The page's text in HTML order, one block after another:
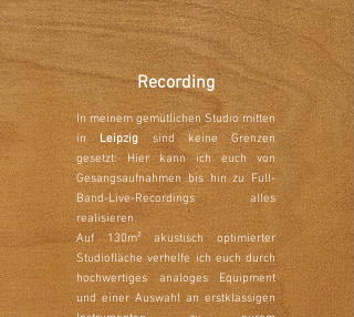
Recording
In meinem gemütlichen Studio mitten
inLeipzig sind keine Grenzen
gesetzt: Hier kann ich euch von
Gesangsaufnahmen bis hin zu Full-
Band-Live-Recordings alles
realisieren.
Auf 130m² akustisch optimierter
Studiofläche verhelfe ich euch durch
hochwertiges analoges Equipment
und einer Auswahl an erstklassigen